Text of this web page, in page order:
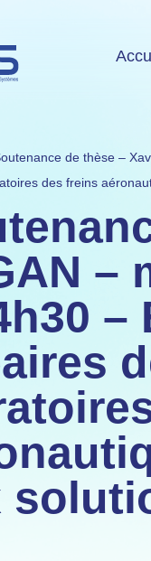
de thèse –
des freins
–
–